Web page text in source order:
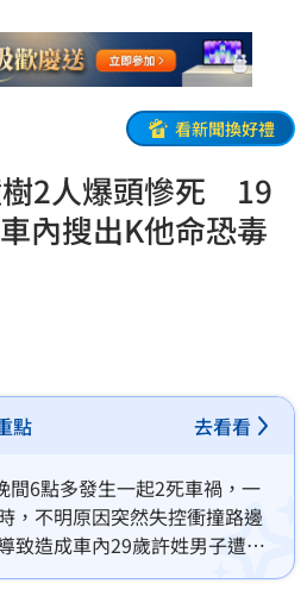
看新聞換好禮
2人爆頭慘死 19
內搜出K他命恐毒
點 去看看
間6點多發生一起2死車禍，一
，不明原因突然失控衝撞路邊
致造成車內29歲許姓男子遭拋
另外2人受困在變形車內，其中